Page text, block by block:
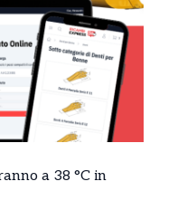
a 38 °C in